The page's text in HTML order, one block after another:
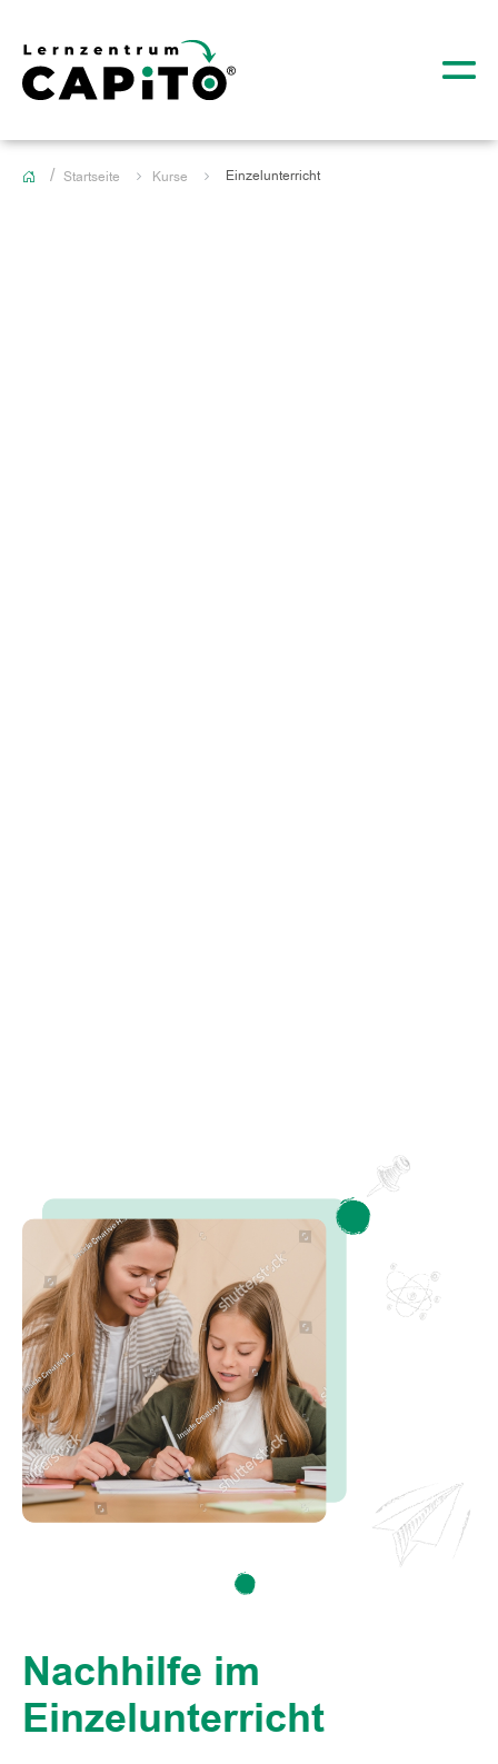
Startseite Kurse Einzelunterricht
Nachhilfe im
Einzelunterricht